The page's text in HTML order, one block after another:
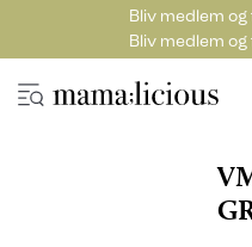
Bliv medlem og
Bliv medlem og